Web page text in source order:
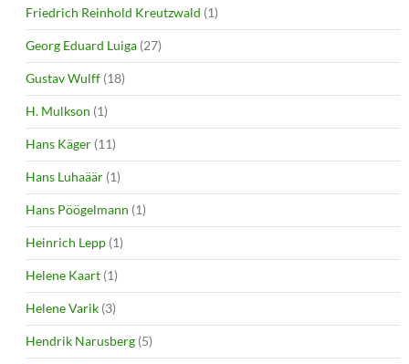
Friedrich Reinhold Kreutzwald (1)
Georg Eduard Luiga (27)
Gustav Wulff (18)
H. Mulkson (1)
Hans Käger (11)
Hans Luhaäär (1)
Hans Pöögelmann (1)
Heinrich Lepp (1)
Helene Kaart (1)
Helene Varik (3)
Hendrik Narusberg (5)